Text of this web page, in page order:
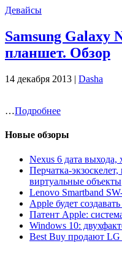
Девайсы
Samsung Galaxy
планшет. Обзор
14 декабря 2013 | Dasha
…Подробнее
Новые обзоры
Nexus 6 дата выхода,
Перчатка-экзоскелет,
виртуальные объекты
Lenovo Smartband
Apple будет
Патент Apple:
Windows 10:
Best Buy продают LG